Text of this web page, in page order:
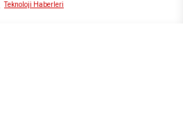
Teknoloji Haberleri